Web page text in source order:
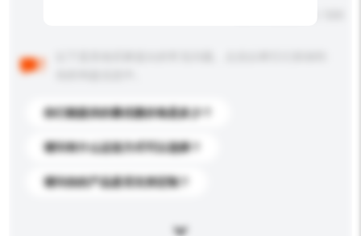
你们能提供的最优惠价格是多少？
请问有什么运送方式可以选择？
请问你的产品是否支持定制？